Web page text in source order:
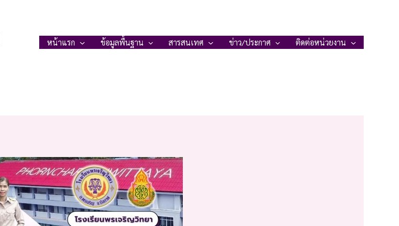
หน้าแรก ข้อมูลพื้นฐาน สารสนเทศ ข่าว/ประกาศ ติดต่อหน่วยงาน